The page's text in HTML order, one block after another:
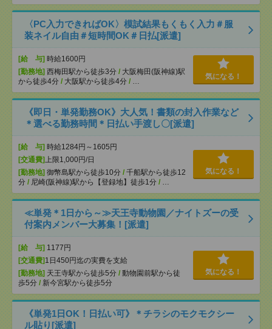
〈PC入力できればOK〉模試結果もくもく入力＃服
装ネイル自由＃短時間OK＃日払[派遣]
[給 与] 時給1600円
[勤務地] 西梅田駅から徒歩3分 / 大阪梅田(阪神線)駅
から徒歩4分 / 大阪駅から徒歩4分 / …
気になる！
《即日・単発勤務OK》大人気！書類の封入作業など
＊選べる勤務時間＊日払い手渡し〇[派遣]
[給 与] 時給1284円～1605円
[交通費] 上限1,000円/日
[勤務地] 御幣島駅から徒歩10分 / 千船駅から徒歩12
分 / 尼崎(阪神線)駅から【登録地】徒歩1分 / …
気になる！
≪単発＊1日から～≫天王寺動物園／ナイトズーの受
付案内メンバー大募集！[派遣]
[給 与] 1177円
[交通費] 1日450円迄の実費を支給
[勤務地] 天王寺駅から徒歩5分 / 動物園前駅から徒
歩5分 / 新今宮駅から徒歩5分
気になる！
《単発1日OK！日払い可》＊チラシのモクモクシー
ル貼り[派遣]